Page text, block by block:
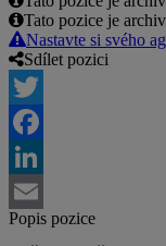
Tato pozice je
Nastavte si svého
Sdílet pozici
Twitter
Facebook
LinkedIn
Email
Popis pozice